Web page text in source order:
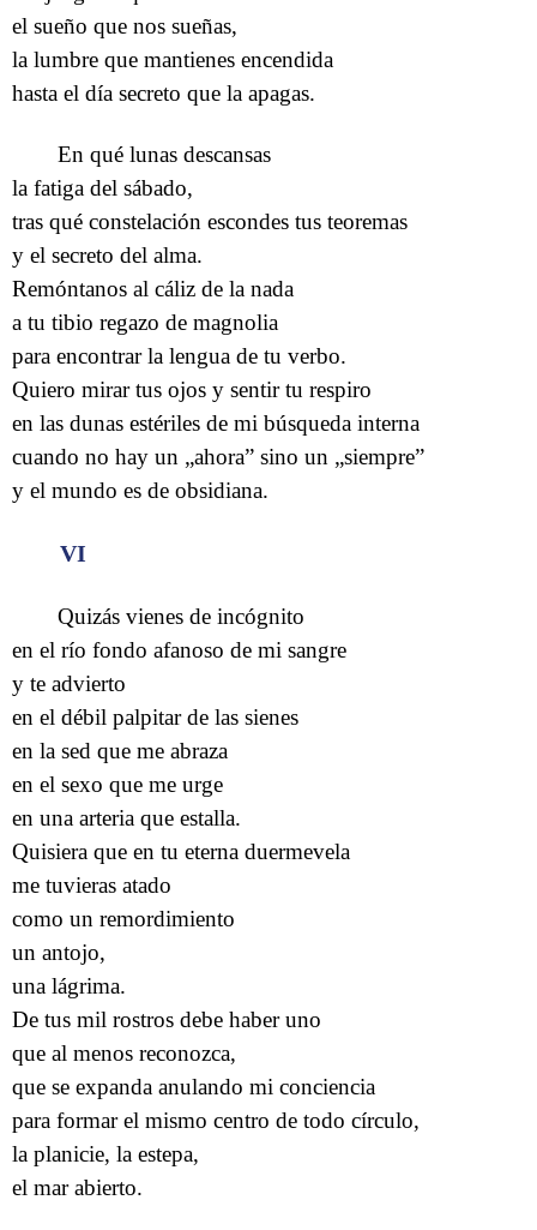
el sueño que nos sueñas,
la lumbre que mantienes encendida
hasta el día secreto que la apagas.
En qué lunas descansas
la fatiga del sábado,
tras qué constelación escondes tus teoremas
y el secreto del alma.
Remóntanos al cáliz de la nada
a tu tibio regazo de magnolia
para encontrar la lengua de tu verbo.
Quiero mirar tus ojos y sentir tu respiro
en las dunas estériles de mi búsqueda interna
cuando no hay un „ahora” sino un „siempre”
y el mundo es de obsidiana.
VI
Quizás vienes de incógnito
en el río fondo afanoso de mi sangre
y te advierto
en el débil palpitar de las sienes
en la sed que me abraza
en el sexo que me urge
en una arteria que estalla.
Quisiera que en tu eterna duermevela
me tuvieras atado
como un remordimiento
un antojo,
una lágrima.
De tus mil rostros debe haber uno
que al menos reconozca,
que se expanda anulando mi conciencia
para formar el mismo centro de todo círculo,
la planicie, la estepa,
el mar abierto.